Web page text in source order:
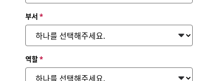
부서 *
역할*